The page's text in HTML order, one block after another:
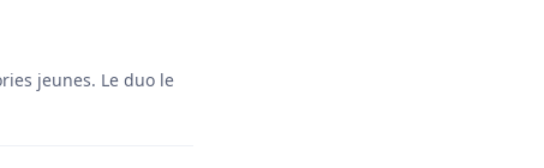
jeunes. Le duo le